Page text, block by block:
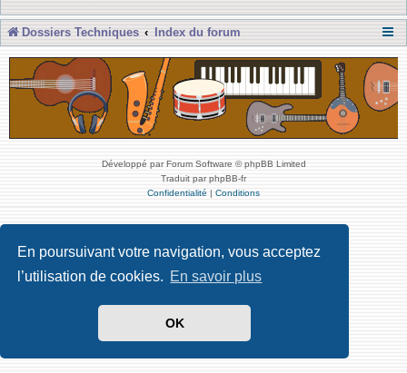
En poursuivant votre navigation, vous acceptez
l’utilisation de cookies. En savoir plus
OK
Dossiers Techniques Index du forum
Développé par Forum Software © phpBB Limited
Traduit par phpBB-fr
Confidentialité | Conditions